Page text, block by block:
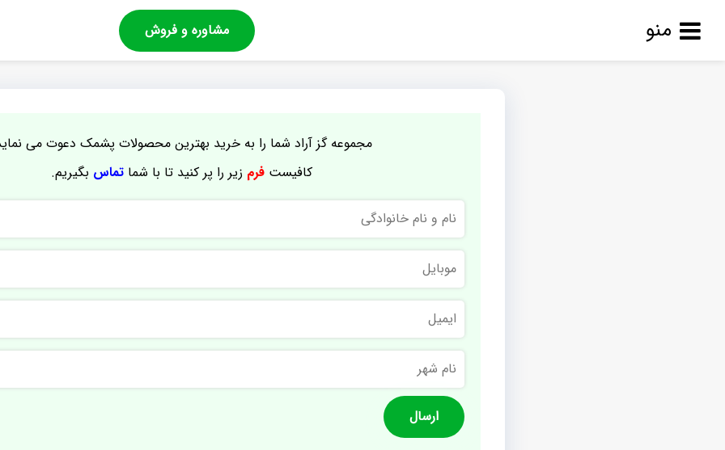
منو مشاوره و فروش
مجموعه گز آراد شما را به خرید بهترین محصولات پشمک دعوت می
کافیستفرم زیر را پر کنید تا با شماتماس بگیریم.
و
نام
خانوادگی
موبایل
ایمیل
نام
شهر